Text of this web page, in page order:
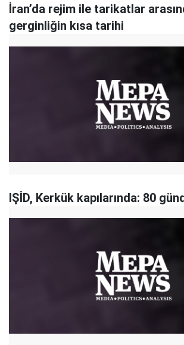
İran’da rejim ile tarikatlar
gerginliğin kısa tarihi
IŞİD, Kerkük kapılarında: 80